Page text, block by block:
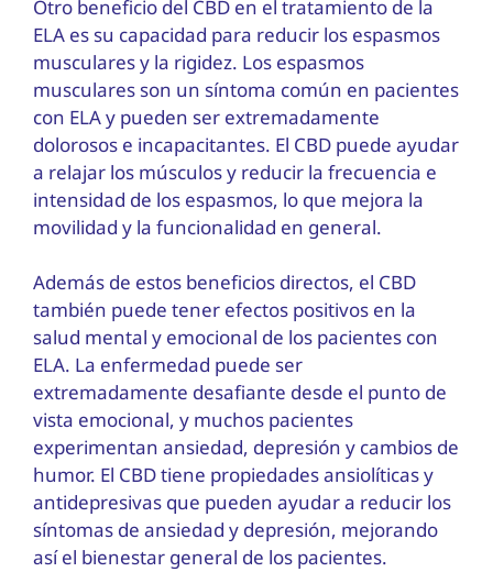
Otro beneficio del CBD en el tratamiento de la
ELA es su capacidad para reducir los espasmos
musculares y la rigidez. Los espasmos
musculares son un síntoma común en pacientes
con ELA y pueden ser extremadamente
dolorosos e incapacitantes. El CBD puede ayudar
a relajar los músculos y reducir la frecuencia e
intensidad de los espasmos, lo que mejora la
movilidad y la funcionalidad en general.
Además de estos beneficios directos, el CBD
también puede tener efectos positivos en la
salud mental y emocional de los pacientes con
ELA. La enfermedad puede ser
extremadamente desafiante desde el punto de
vista emocional, y muchos pacientes
experimentan ansiedad, depresión y cambios de
humor. El CBD tiene propiedades ansiolíticas y
antidepresivas que pueden ayudar a reducir los
síntomas de ansiedad y depresión, mejorando
así el bienestar general de los pacientes.